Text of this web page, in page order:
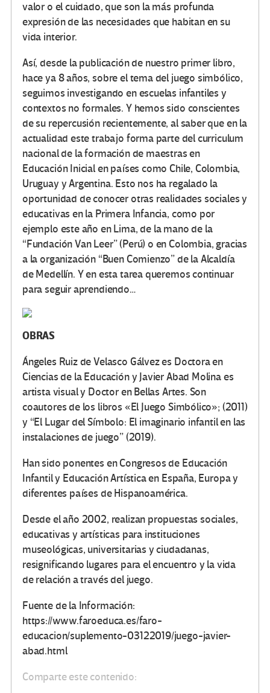
valor o el cuidado, que son la más profunda
expresión de las necesidades que habitan en su
vida interior.
Así, desde la publicación de nuestro primer libro,
hace ya 8 años, sobre el tema del juego simbólico,
seguimos investigando en escuelas infantiles y
contextos no formales. Y hemos sido conscientes
de su repercusión recientemente, al saber que en la
actualidad este trabajo forma parte del curriculum
nacional de la formación de maestras en
Educación Inicial en países como Chile, Colombia,
Uruguay y Argentina. Esto nos ha regalado la
oportunidad de conocer otras realidades sociales y
educativas en la Primera Infancia, como por
ejemplo este año en Lima, de la mano de la
“Fundación Van Leer” (Perú) o en Colombia, gracias
a la organización “Buen Comienzo” de la Alcaldía
de Medellín. Y en esta tarea queremos continuar
para seguir aprendiendo…
OBRAS
Ángeles Ruiz de Velasco Gálvez es Doctora en
Ciencias de la Educación y Javier Abad Molina es
artista visual y Doctor en Bellas Artes. Son
coautores de los libros «El Juego Simbólico»; (2011)
y “El Lugar del Símbolo: El imaginario infantil en las
instalaciones de juego” (2019).
Han sido ponentes en Congresos de Educación
Infantil y Educación Artística en España, Europa y
diferentes países de Hispanoamérica.
Desde el año 2002, realizan propuestas sociales,
educativas y artísticas para instituciones
museológicas, universitarias y ciudadanas,
resignificando lugares para el encuentro y la vida
de relación a través del juego.
Fuente de la Información:
https://www.faroeduca.es/faro-
educacion/suplemento-03122019/juego-javier-
abad.html
Comparte este contenido: